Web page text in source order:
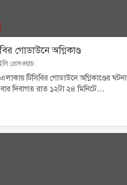
গোডাউনে অগ্নিকাণ্ড
প্রেসওয়াচ:
টিসিবির গোডাউনে অগ্নিকাণ্ডের ঘটনা
দিবাগত রাত ১২টা ২৪ মিনিটে…